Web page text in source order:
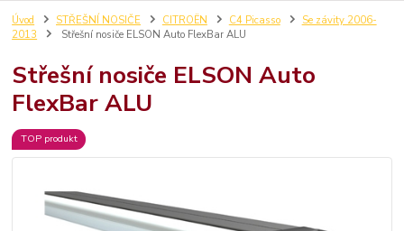
Úvod STŘEŠNÍ NOSIČE CITROËN C4 Picasso
Se závity 2006-
2013
Střešní nosiče ELSON Auto FlexBar ALU
Střešní nosiče ELSON Auto
FlexBar ALU
TOP produkt